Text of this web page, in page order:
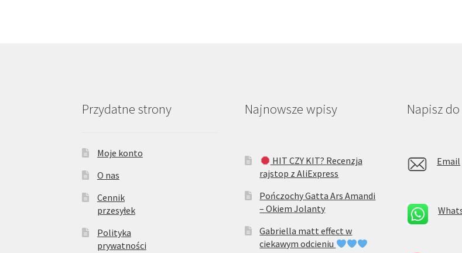
Przydatne strony
Moje konto
O nas
Cennik
przesyłek
Polityka
prywatności
Najnowsze wpisy
HIT CZY KIT? Recenzja
rajstop z AliExpress
Pończochy Gatta Ars Amandi
– Okiem Jolanty
Gabriella matt effect w
ciekawym odcieniu
Napisz
Email